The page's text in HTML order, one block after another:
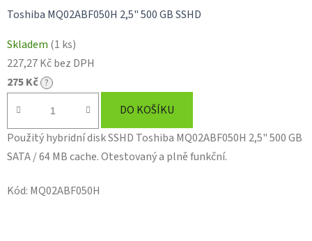
Toshiba MQ02ABF050H 2,5" 500 GB SSHD
Skladem (1 ks)
227,27 Kč bez DPH
275 Kč ?
DO KOŠÍKU
Použitý hybridní disk SSHD Toshiba MQ02ABF050H 2,5" 500 GB
SATA / 64 MB cache. Otestovaný a plně funkční.
Kód: MQ02ABF050H